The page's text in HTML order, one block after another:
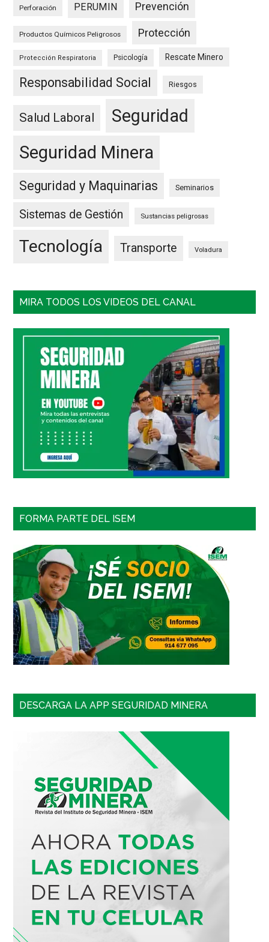
Perforación PERUMIN Prevención
Productos Químicos Peligrosos Protección
Protección Respiratoria Psicología Rescate Minero
Responsabilidad Social Riesgos
Salud Laboral
Seguridad
Seguridad Minera
Seguridad y Maquinarias Seminarios
Sistemas de Gestión Sustancias peligrosas
Tecnología Transporte Voladura
MIRA TODOS LOS VIDEOS DEL CANAL
FORMA PARTE DEL ISEM
DESCARGA LA APP SEGURIDAD MINERA